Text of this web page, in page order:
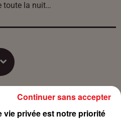
toute la nuit…
2023 à 20h30
vie privée est notre priorité
Continuer sans accepter